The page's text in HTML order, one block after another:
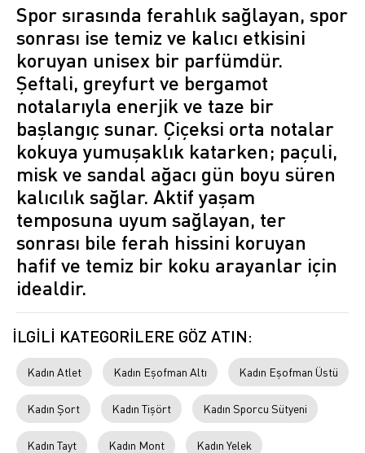
Spor sırasında ferahlık sağlayan, spor
sonrası ise temiz ve kalıcı etkisini
koruyan unisex bir parfümdür.
Şeftali, greyfurt ve bergamot
notalarıyla enerjik ve taze bir
başlangıç sunar. Çiçeksi orta notalar
kokuya yumuşaklık katarken; paçuli,
misk ve sandal ağacı gün boyu süren
kalıcılık sağlar. Aktif yaşam
temposuna uyum sağlayan, ter
sonrası bile ferah hissini koruyan
hafif ve temiz bir koku arayanlar için
idealdir.
İLGİLİ KATEGORİLERE GÖZ ATIN:
Kadın Atlet Kadın Eşofman Altı Kadın Eşofman Üstü
Kadın Şort Kadın Tişört Kadın Sporcu Sütyeni
Kadın Tayt Kadın Mont Kadın Yelek